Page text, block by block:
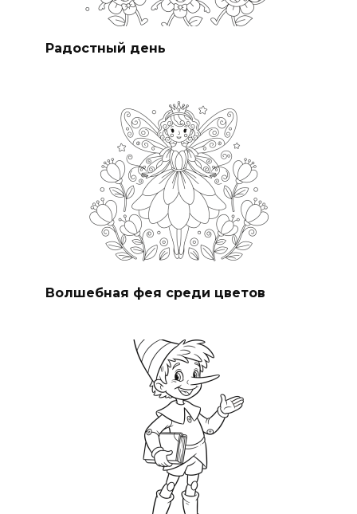
Радостный день
Волшебная фея среди цветов